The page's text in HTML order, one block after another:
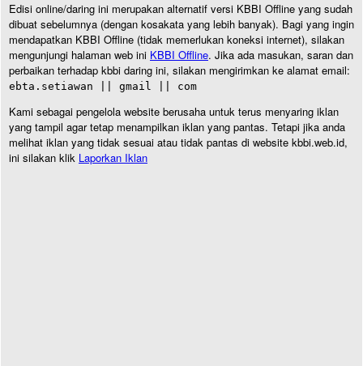
Edisi online/daring ini merupakan alternatif versi KBBI Offline yang sudah
dibuat sebelumnya (dengan kosakata yang lebih banyak). Bagi yang ingin
mendapatkan KBBI Offline (tidak memerlukan koneksi internet), silakan
mengunjungi halaman web ini KBBI Offline. Jika ada masukan, saran dan
perbaikan terhadap kbbi daring ini, silakan mengirimkan ke alamat email:
ebta.setiawan || gmail || com
Kami sebagai pengelola website berusaha untuk terus menyaring iklan
yang tampil agar tetap menampilkan iklan yang pantas. Tetapi jika anda
melihat iklan yang tidak sesuai atau tidak pantas di website kbbi.web.id,
ini silakan klik Laporkan Iklan